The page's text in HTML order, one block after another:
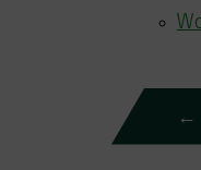
←